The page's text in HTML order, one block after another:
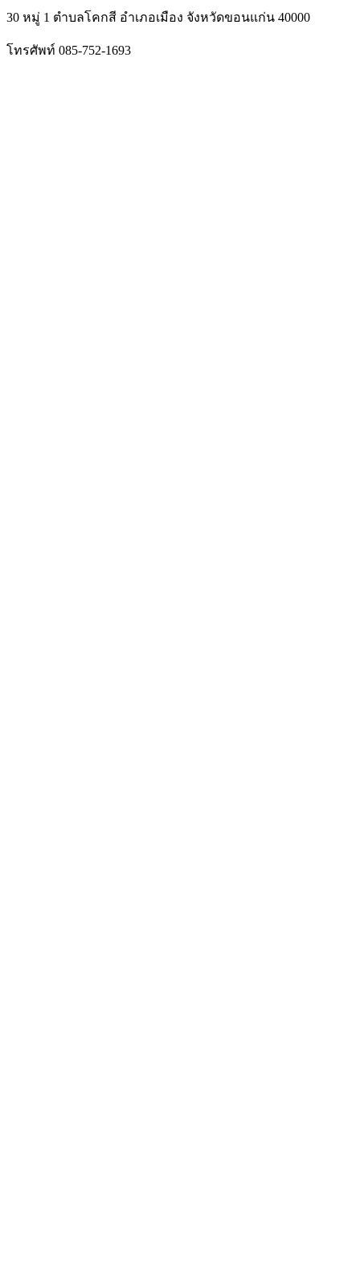
30 หมู่ 1 ตำบลโคกสี อำเภอเมือง จังหวัดขอนแก่น 40000
โทรศัพท์ 085-752-1693